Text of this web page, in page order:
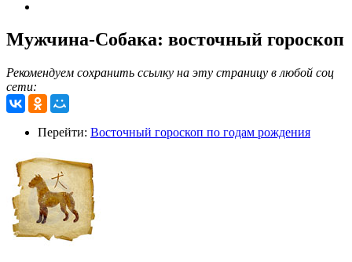
Мужчина-Собака: восточный гороскоп
Рекомендуем сохранить ссылку на эту страницу в любой соц
сети:
Перейти: Восточный гороскоп по годам рождения